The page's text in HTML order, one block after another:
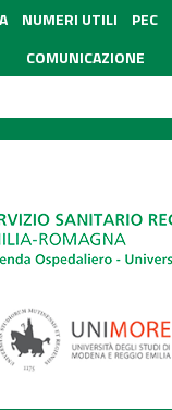
NUMERI UTILI PEC
COMUNICAZIONE